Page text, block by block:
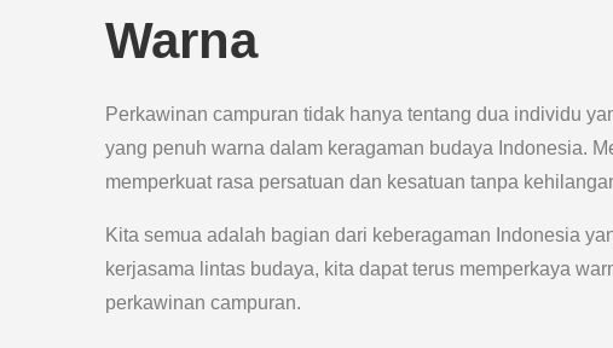
Warna
Perkawinan campuran tidak hanya tentang dua individu
yang penuh warna dalam keragaman budaya Indonesia.
memperkuat rasa persatuan dan kesatuan tanpa
Kita semua adalah bagian dari keberagaman Indonesia
kerjasama lintas budaya, kita dapat terus memperkaya
perkawinan campuran.